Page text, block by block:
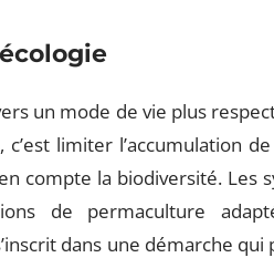
un mode de vie plus
limiter l’accumulation
compte la biodiversité. Les
de permaculture
dans une démarche qui